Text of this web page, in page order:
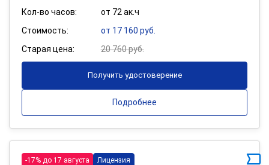
Кол-во часов:
от 72 ак.ч
Стоимость:
от 17 160 руб.
Старая цена:
20 760 руб.
Получить удостоверение
Подробнее
-17% до 17 августа Лицензия